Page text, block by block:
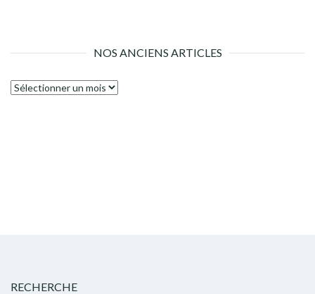
NOS ANCIENS ARTICLES
Nos
RECHERCHE